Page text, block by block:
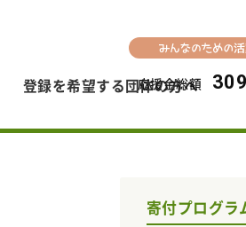
登録を希望する団体の方へ
応援金総額
寄付プログラ